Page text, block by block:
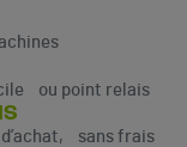
ou point relais
d’achat, sans frais